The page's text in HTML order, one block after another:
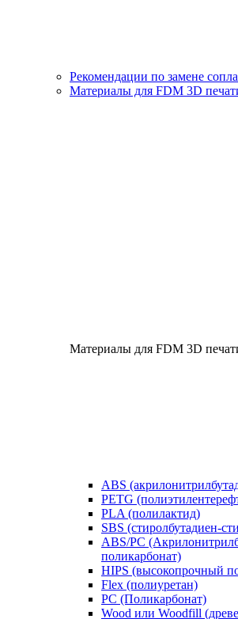
Рекомендации по замене
Материалы для FDM 3D
Материалы для FDM 3D
ABS
PETG
PLA (полилактид)
SBS (стиролбутадиен-
ABS/PC
поликарбонат)
HIPS (высокопрочный
Flex (полиуретан)
​PC (Поликарбонат)
​Wood или Woodfill